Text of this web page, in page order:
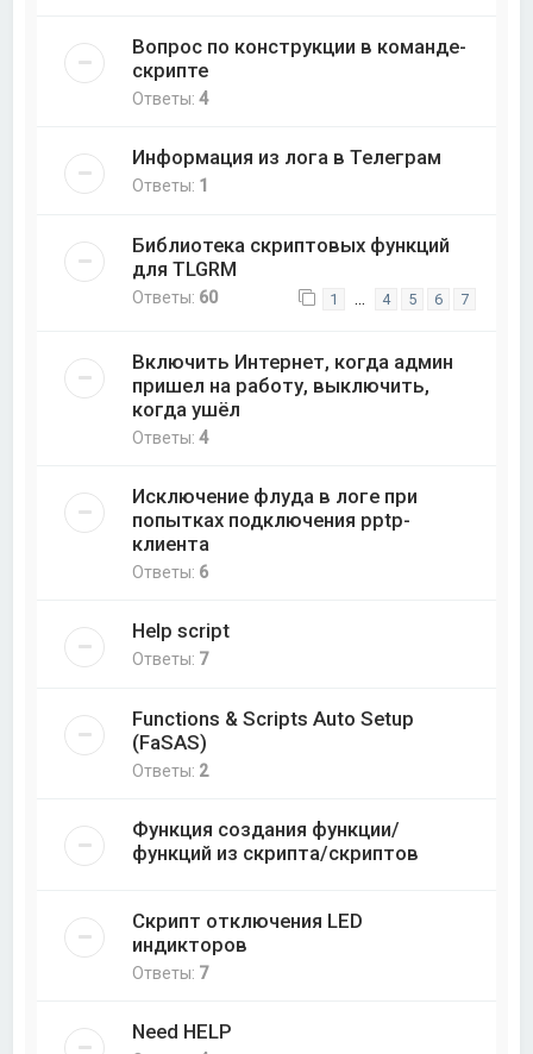
Вопрос по конструкции в команде-
скрипте
Ответы:4
Информация из лога в Телеграм
Ответы: 1
Библиотека скриптовых функций
для TLGRM
Ответы: 60 1 4 5 6 7
Включить Интернет, когда админ
пришел на работу, выключить,
когда ушёл
Ответы:4
Исключение флуда в логе при
попытках подключения pptp-
клиента
Ответы: 6
Help script
Ответы: 7
Functions & Scripts Auto Setup
(FaSAS)
Ответы: 2
Функция создания функции/
функций из скрипта/скриптов
Скрипт отключения LED
индикторов
Ответы: 7
Need HELP